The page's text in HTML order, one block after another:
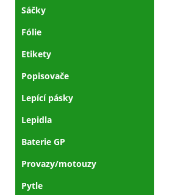
Sáčky
Fólie
Etikety
Popisovače
Lepící pásky
Lepidla
Baterie GP
Provazy/motouzy
Pytle